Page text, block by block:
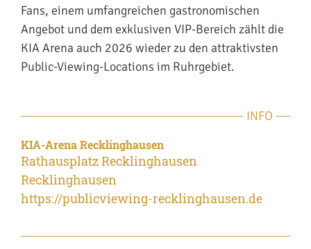
Fans, einem umfangreichen gastronomischen
Angebot und dem exklusiven VIP-Bereich zählt die
KIA Arena auch 2026 wieder zu den attraktivsten
Public-Viewing-Locations im Ruhrgebiet.
INFO
KIA-Arena Recklinghausen
Rathausplatz Recklinghausen
Recklinghausen
https://publicviewing-recklinghausen.de